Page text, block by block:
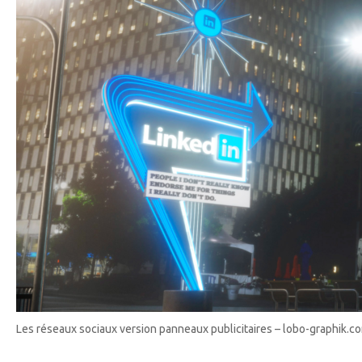
Les réseaux sociaux version panneaux publicitaires – lobo-